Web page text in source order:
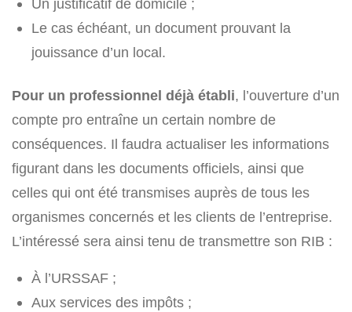
Un justificatif de domicile ;
Le cas échéant, un document prouvant la
jouissance d’un local.
Pour un professionnel déjà établi, l’ouverture d’un
compte pro entraîne un certain nombre de
conséquences. Il faudra actualiser les informations
figurant dans les documents officiels, ainsi que
celles qui ont été transmises auprès de tous les
organismes concernés et les clients de l’entreprise.
L’intéressé sera ainsi tenu de transmettre son RIB :
À l’URSSAF ;
Aux services des impôts ;